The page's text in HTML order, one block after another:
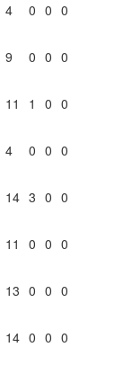
4 0 0 0
9 0 0 0
11 1 0 0
4 0 0 0
14 3 0 0
11 0 0 0
13 0 0 0
14 0 0 0